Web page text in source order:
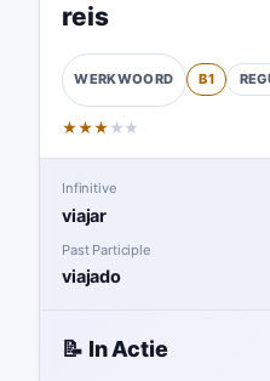
reis
WERKWOORD B1
★★★ ★ ★
Infinitive
viajar
Past Participle
viajado
📝 In Actie